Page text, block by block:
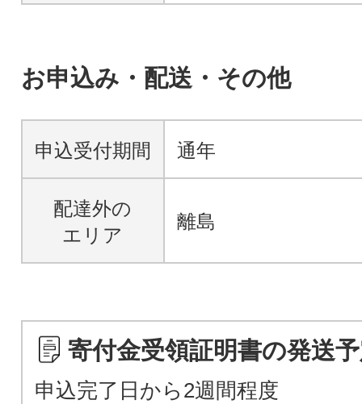
お申込み・配送・その他
申込受付期間 通年
配達外の
エリア
離島
寄付金受領証明書の発送
申込完了日から2週間程度